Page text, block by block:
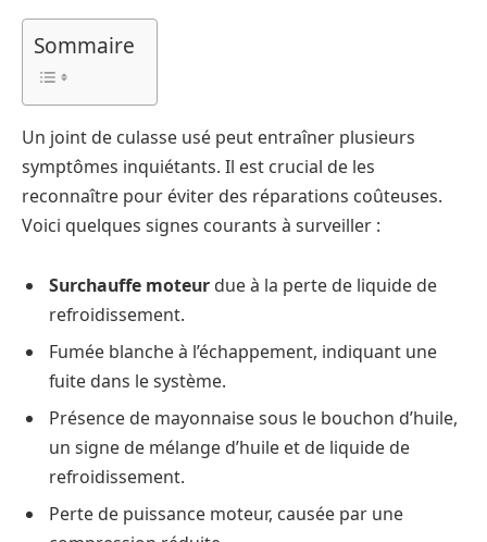
Sommaire
Un joint de culasse usé peut entraîner plusieurs
symptômes inquiétants. Il est crucial de les
reconnaître pour éviter des réparations coûteuses.
Voici quelques signes courants à surveiller :
Surchauffe moteur due à la perte de liquide de
refroidissement.
Fumée blanche à l’échappement, indiquant une
fuite dans le système.
Présence de mayonnaise sous le bouchon d’huile,
un signe de mélange d’huile et de liquide de
refroidissement.
Perte de puissance moteur, causée par une